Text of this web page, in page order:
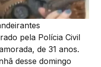
pela Polícia Civil
de 31 anos.
desse domingo